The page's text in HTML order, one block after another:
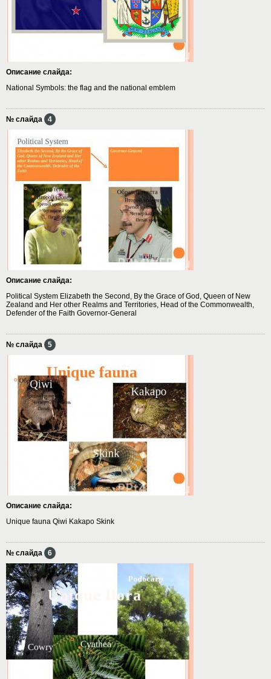
Описание слайда:
National Symbols: the flag and the national emblem
№ слайда 4
Описание слайда:
Political System Elizabeth the Second, By the Grace of God, Queen of New
Zealand and Her other Realms and Territories, Head of the Commonwealth,
Defender of the Faith Governor-General
№ слайда 5
Описание слайда:
Unique fauna Qiwi Kakapo Skink
№ слайда 6